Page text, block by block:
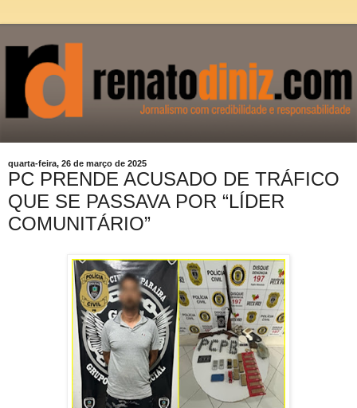
quarta-feira, 26 de março de 2025
PC PRENDE ACUSADO DE TRÁFICO
QUE SE PASSAVA POR “LÍDER
COMUNITÁRIO”